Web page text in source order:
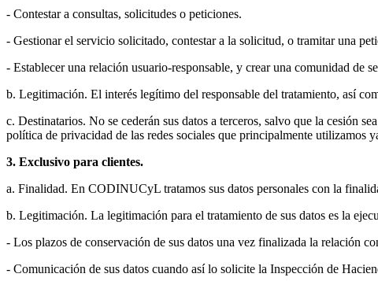
- Contestar a consultas, solicitudes o peticiones.
- Gestionar el servicio solicitado, contestar a la solicitud, o tramitar una
- Establecer una relación usuario-responsable, y crear una comunidad de
b. Legitimación. El interés legítimo del responsable del tratamiento, así
c. Destinatarios. No se cederán sus datos a terceros, salvo que la cesión
política de privacidad de las redes sociales que principalmente utilizamos
3. Exclusivo para clientes.
a. Finalidad. En CODINUCyL tratamos sus datos personales con la
b. Legitimación. La legitimación para el tratamiento de sus datos es la
- Los plazos de conservación de sus datos una vez finalizada la relación
- Comunicación de sus datos cuando así lo solicite la Inspección de